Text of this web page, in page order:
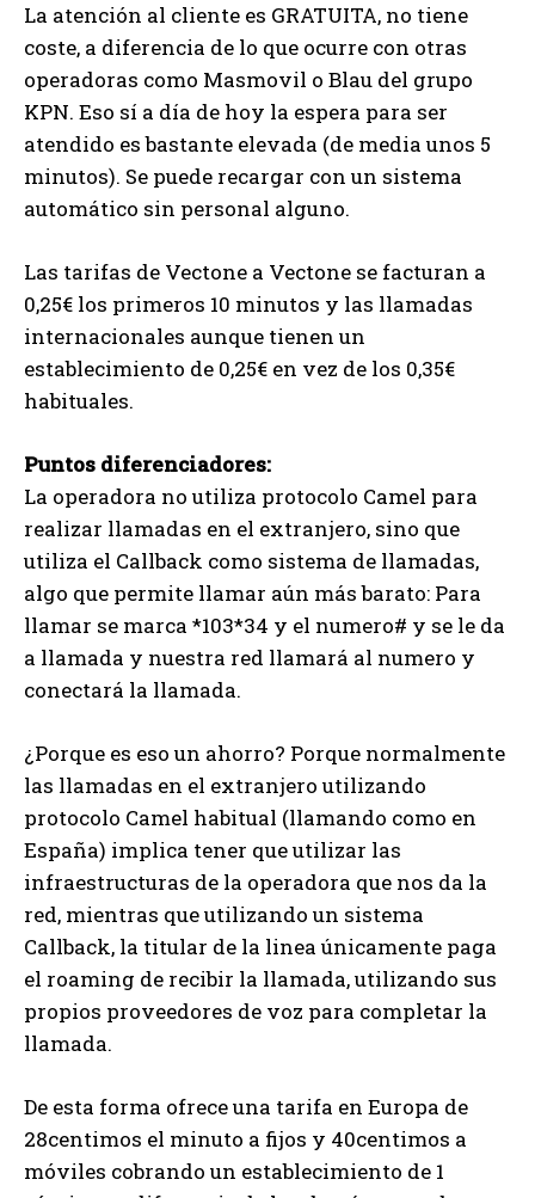
La atención al cliente es GRATUITA, no tiene
coste, a diferencia de lo que ocurre con otras
operadoras como Masmovil o Blau del grupo
KPN. Eso sí a día de hoy la espera para ser
atendido es bastante elevada (de media unos 5
minutos). Se puede recargar con un sistema
automático sin personal alguno.
Las tarifas de Vectone a Vectone se facturan a
0,25€ los primeros 10 minutos y las llamadas
internacionales aunque tienen un
establecimiento de 0,25€ en vez de los 0,35€
habituales.
Puntos diferenciadores:
La operadora no utiliza protocolo Camel para
realizar llamadas en el extranjero, sino que
utiliza el Callback como sistema de llamadas,
algo que permite llamar aún más barato: Para
llamar se marca *103*34 y el numero# y se le da
a llamada y nuestra red llamará al numero y
conectará la llamada.
¿Porque es eso un ahorro? Porque normalmente
las llamadas en el extranjero utilizando
protocolo Camel habitual (llamando como en
España) implica tener que utilizar las
infraestructuras de la operadora que nos da la
red, mientras que utilizando un sistema
Callback, la titular de la linea únicamente paga
el roaming de recibir la llamada, utilizando sus
propios proveedores de voz para completar la
llamada.
De esta forma ofrece una tarifa en Europa de
28centimos el minuto a fijos y 40centimos a
móviles cobrando un establecimiento de 1